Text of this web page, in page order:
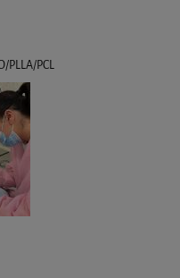
PLLA/PCL